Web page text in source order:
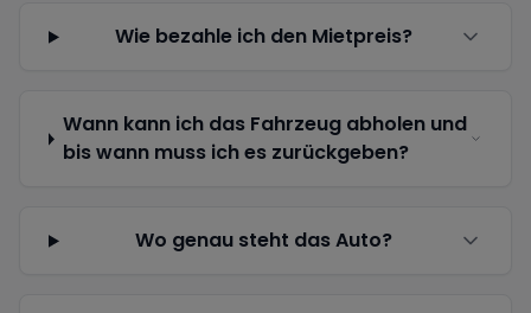
Wie bezahle ich den Mietpreis?
Wann kann ich das Fahrzeug abholen und
bis wann muss ich es zurückgeben?
Wo genau steht das Auto?